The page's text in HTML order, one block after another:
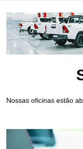
Nossas oficinas estão